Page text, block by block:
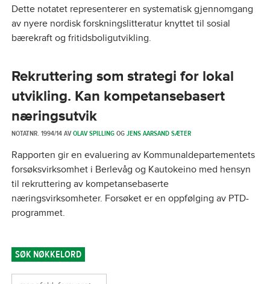
Dette notatet representerer en systematisk gjennomgang
av nyere nordisk forskningslitteratur knyttet til sosial
bærekraft og fritidsboligutvikling.
Rekruttering som strategi for lokal
utvikling. Kan kompetansebasert
næringsutvik
NOTATNR. 1994/14 AVOLAV SPILLINGOGJENS AARSAND SÆTER
Rapporten gir en evaluering av Kommunaldepartementets
forsøksvirksomhet i Berlevåg og Kautokeino med hensyn
til rekruttering av kompetansebaserte
næringsvirksomheter. Forsøket er en oppfølging av PTD-
programmet.
SØK NØKKELORD